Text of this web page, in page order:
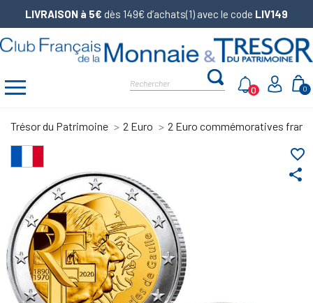
LIVRAISON à 5€ dès 149€ d’achats(1) avec le code LIV149
0
0
Trésor du Patrimoine 2 Euro 2 Euro commémoratives
share
favorite_border